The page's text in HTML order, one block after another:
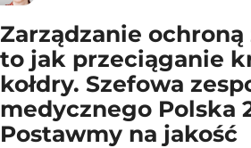
Zarządzanie
to jak przeciąganie
kołdry. Szefowa
medycznego Polska
Postawmy na jakość